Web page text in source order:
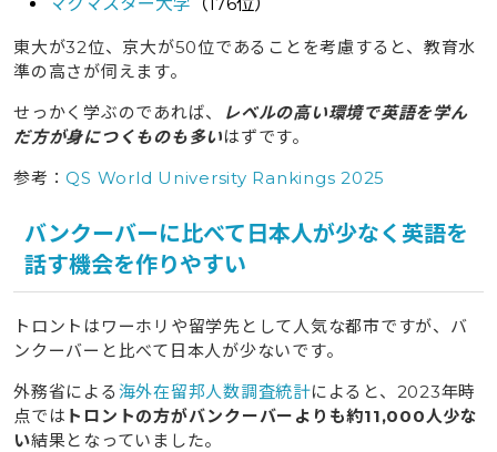
8.2日本人コミュニティに依存せず多文化環境を活用
する
9トロントでワーホリする際に準備する物
談ください
12 英語初心者でも安心！pecoちゃんがタビケン留学のサ
ポートで自信を手にする
東大が32位、京大が50位であることを考慮すると、教育水
準の高さが伺えます。
せっかく学ぶのであれば、
レベルの高い環境で英語を学ん
だ方が身につくものも多いはずです。
参考： QS World University Rankings 2025
バンクーバーに比べて日本人が少なく英語を
話す機会を作りやすい
トロントはワーホリや留学先として人気な都市ですが、バ
ンクーバーと比べて日本人が少ないです。
外務省による 海外在留邦人数調査統計によると、2023年時
点では トロントの方がバンクーバーよりも約11,000人少な
い結果となっていました。